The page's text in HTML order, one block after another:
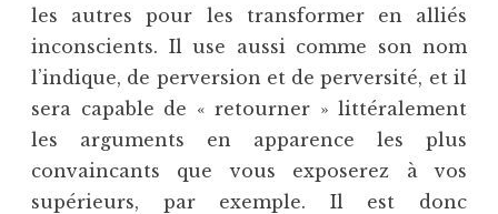
les autres pour les transformer en alliés
inconscients. Il use aussi comme son nom
l’indique, de perversion et de perversité, et il
sera capable de « retourner » littéralement
les arguments en apparence les plus
convaincants que vous exposerez à vos
supérieurs, par exemple. Il est donc